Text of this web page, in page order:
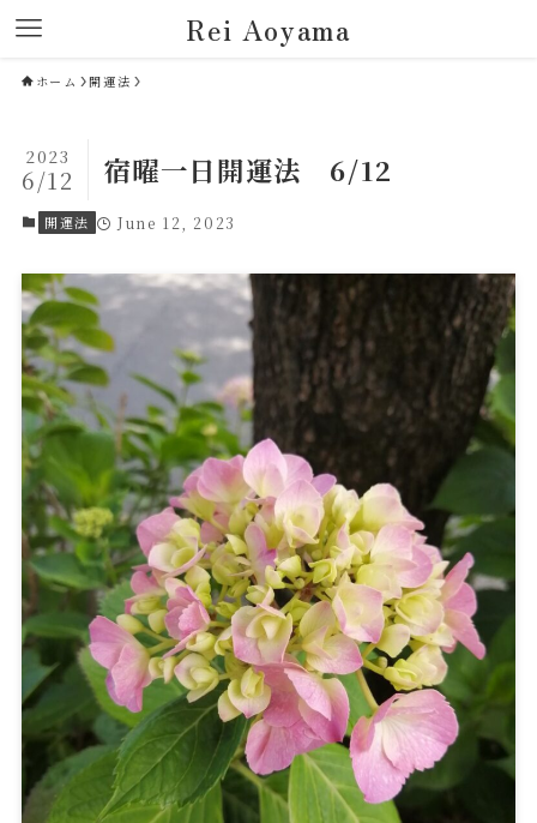
Rei Aoyama
ホーム 開運法
宿曜一日開運法 6/12
2023
6/12
開運法 June 12, 2023